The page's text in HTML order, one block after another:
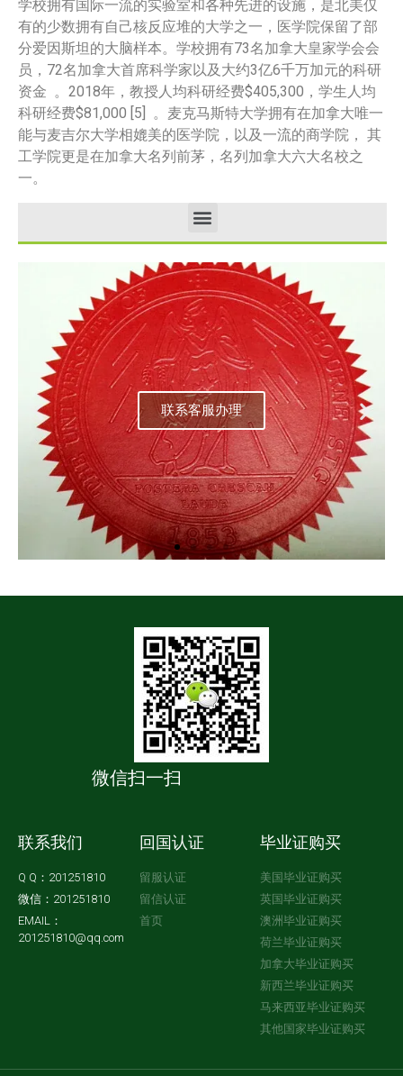
学校拥有国际一流的实验室和各种先进的设施，是北美仅
有的少数拥有自己核反应堆的大学之一，医学院保留了部
分爱因斯坦的大脑样本。学校拥有73名加拿大皇家学会会
员，72名加拿大首席科学家以及大约3亿6千万加元的科研
资金 。2018年，教授人均科研经费$405,300，学生人均
科研经费$81,000 [5] 。麦克马斯特大学拥有在加拿大唯一
能与麦吉尔大学相媲美的医学院，以及一流的商学院， 其
工学院更是在加拿大名列前茅，名列加拿大六大名校之
一。
微信扫一扫
联系我们
Q Q：201251810
微信：201251810
EMAIL：
201251810@qq.com
回国认证
留服认证
留信认证
首页
毕业证购买
美国毕业证购买
英国毕业证购买
澳洲毕业证购买
荷兰毕业证购买
加拿大毕业证购买
新西兰毕业证购买
马来西亚毕业证购买
其他国家毕业证购买